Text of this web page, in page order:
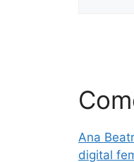
Ana
digital